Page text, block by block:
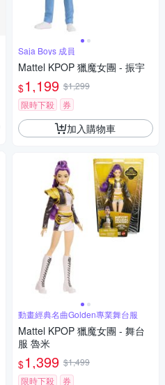
Saja Boys 成員
Mattel KPOP 獵魔女團 - 振宇
$1,199 $1,299
限時下殺
券
加入購物車
動畫經典名曲Golden專業舞台服
Mattel KPOP 獵魔女團 - 舞台
服 魯米
$1,399 $1,499
限時下殺
券